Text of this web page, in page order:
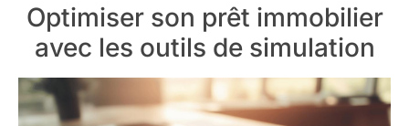
Optimiser son prêt immobilier
avec les outils de simulation